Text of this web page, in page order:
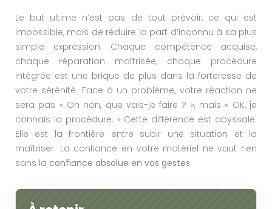
Le but ultime n’est pas de tout prévoir, ce qui est
impossible, mais de réduire la part d’inconnu à sa plus
simple expression. Chaque compétence acquise,
chaque réparation maîtrisée, chaque procédure
intégrée est une brique de plus dans la forteresse de
votre sérénité. Face à un problème, votre réaction ne
sera pas « Oh non, que vais-je faire ? », mais « OK, je
connais la procédure. » Cette différence est abyssale.
Elle est la frontière entre subir une situation et la
maîtriser. La confiance en votre matériel ne vaut rien
sans la confiance absolue en vos gestes.